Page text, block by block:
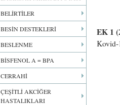
BELİRTİLER
BESİN DESTEKLERİ
BESLENME
BİSFENOL A = BPA
CERRAHİ
ÇEŞİTLİ AKCİĞER
HASTALIKLARI
EK 1
Kovid-